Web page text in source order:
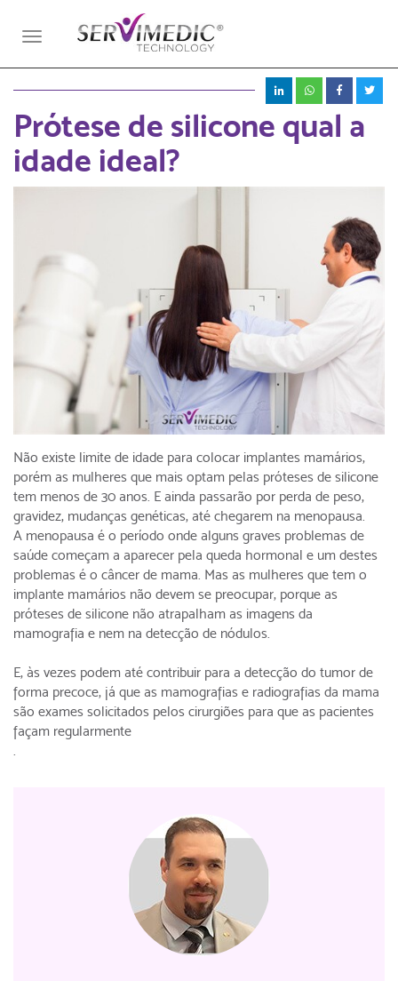
Toggle
Prótese de silicone qual a
idade ideal?
Não existe limite de idade para colocar implantes mamários,
porém as mulheres que mais optam pelas próteses de silicone
tem menos de 30 anos. E ainda passarão por perda de peso,
gravidez, mudanças genéticas, até chegarem na menopausa.
A menopausa é o período onde alguns graves problemas de
saúde começam a aparecer pela queda hormonal e um destes
problemas é o câncer de mama. Mas as mulheres que tem o
implante mamários não devem se preocupar, porque as
próteses de silicone não atrapalham as imagens da
mamografia e nem na detecção de nódulos.
E, às vezes podem até contribuir para a detecção do tumor de
forma precoce, já que as mamografias e radiografias da mama
são exames solicitados pelos cirurgiões para que as pacientes
façam regularmente
.